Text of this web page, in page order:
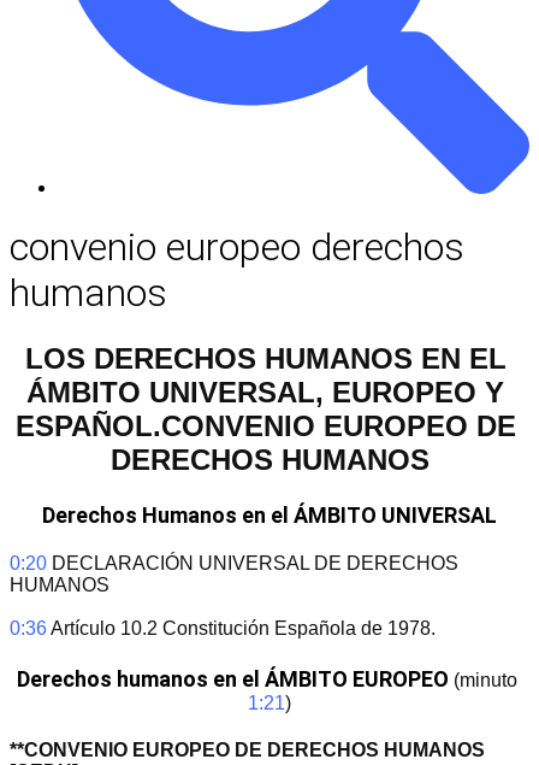
convenio europeo derechos
humanos
LOS DERECHOS HUMANOS EN EL
ÁMBITO UNIVERSAL, EUROPEO Y
ESPAÑOL.CONVENIO EUROPEO DE
DERECHOS HUMANOS
Derechos Humanos en el ÁMBITO UNIVERSAL
0:20 DECLARACIÓN UNIVERSAL DE DERECHOS
HUMANOS
0:36 Artículo 10.2 Constitución Española de 1978.
Derechos humanos en el ÁMBITO EUROPEO (minuto
1:21)
**CONVENIO EUROPEO DE DERECHOS HUMANOS